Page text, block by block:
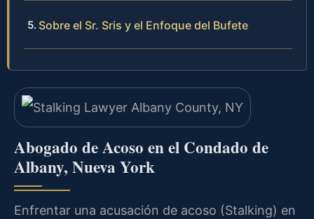
Sobre el Sr. Sris y el Enfoque del Bufete
Abogado de Acoso en el Condado de
Albany, Nueva York
Enfrentar una acusación de acoso (Stalking) en